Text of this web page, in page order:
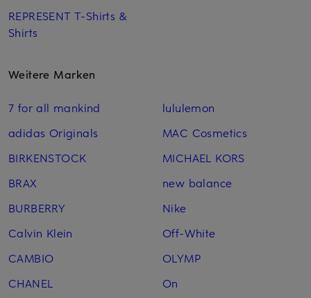
REPRESENT T-Shirts &
Shirts
Weitere Marken
7 for all mankind
adidas Originals
BIRKENSTOCK
BRAX
BURBERRY
Calvin Klein
CAMBIO
CHANEL
lululemon
MAC Cosmetics
MICHAEL KORS
new balance
Nike
Off-White
OLYMP
On